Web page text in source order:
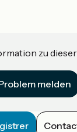
zu
melden